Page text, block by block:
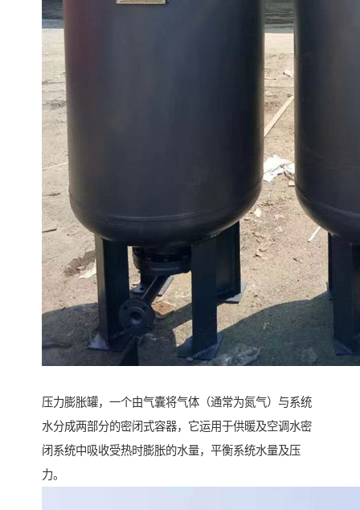
压力膨胀罐，一个由气囊将气体（通常为氮气）与系统
水分成两部分的密闭式容器，它运用于供暖及空调水密
闭系统中吸收受热时膨胀的水量，平衡系统水量及压
力。